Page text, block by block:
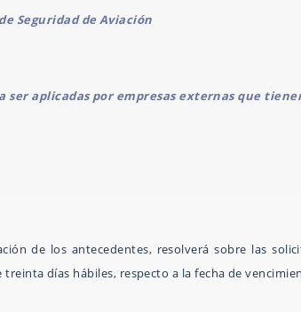
Seguridad de Aviación
aplicadas por empresas externas que
de los antecedentes, resolverá sobre las
días hábiles, respecto a la fecha de